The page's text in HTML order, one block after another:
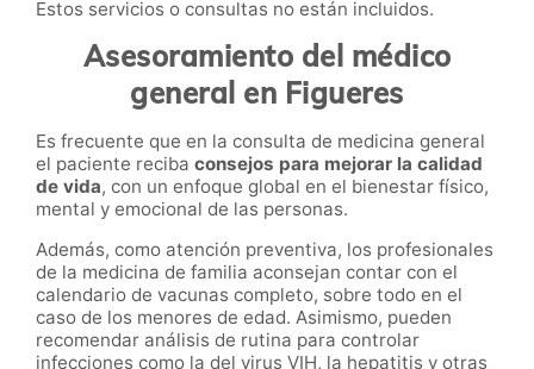
Estos servicios o consultas no están incluidos.
Asesoramiento del médico
general en Figueres
Es frecuente que en la consulta de medicina general
el paciente reciba consejos para mejorar la calidad
de vida, con un enfoque global en el bienestar físico,
mental y emocional de las personas.
Además, como atención preventiva, los profesionales
de la medicina de familia aconsejan contar con el
calendario de vacunas completo, sobre todo en el
caso de los menores de edad. Asimismo, pueden
recomendar análisis de rutina para controlar
infecciones como la del virus VIH, la hepatitis y otras